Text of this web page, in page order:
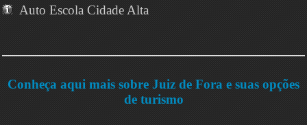
Auto Escola Cidade Alta
Conheça aqui mais sobre Juiz de Fora e suas opções
de turismo